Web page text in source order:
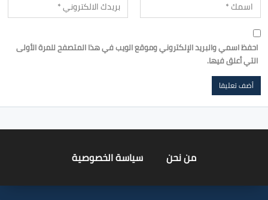
احفظ اسمي والبريد الإلكتروني وموقع الويب في هذا المتصفح للمرة الأولى
التي أعلق فيها.
من نحن سياسة الخصوصية